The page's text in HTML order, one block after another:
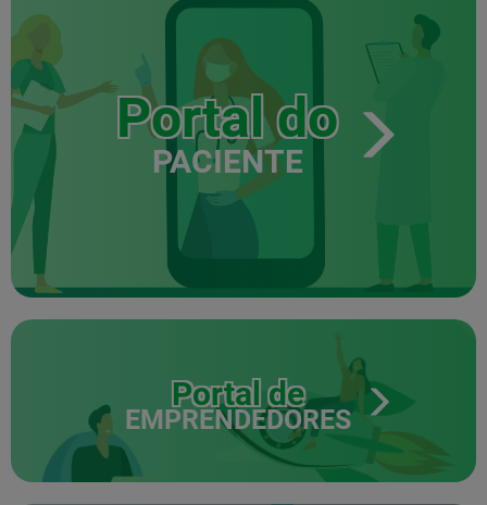
Portal do
PACIENTE
Portal de
EMPRENDEDORES